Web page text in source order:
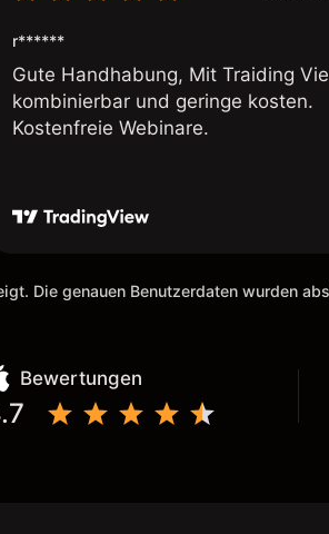
r******
Gute Handhabung, Mit Traiding
kombinierbar und geringe kosten.
Kostenfreie Webinare.
Die genauen Benutzerdaten wurden
Bewertungen